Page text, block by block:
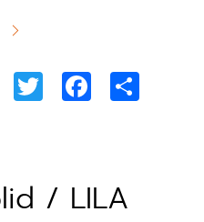
Twitter Facebook
/ LILA